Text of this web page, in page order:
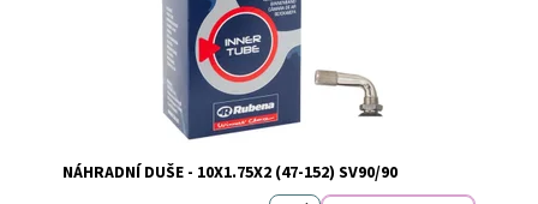
Skladem
NÁHRADNÍ DUŠE - 10X1.75X2 (47-152) SV90/90